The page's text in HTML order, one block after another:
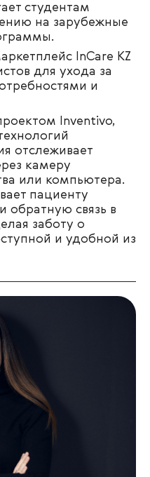
студентам
на зарубежные
InCare KZ
для ухода за
и
Inventivo,
отслеживает
камеру
или компьютера.
пациенту
обратную связь в
заботу о
и удобной из